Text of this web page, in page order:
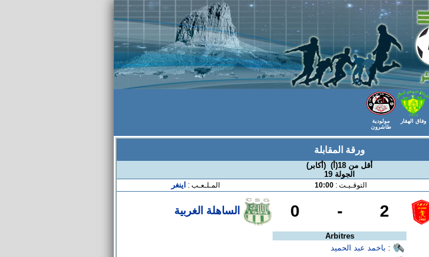
وفاق الهقار
مولودية
طاشرون
ورقة المقابلة
أقل من 18(أ) (أكابر)
الجولة 19
التوقـيـت :10:00 المـلـعـب : اينغر
2
-
0 الساهلة الغربية
Arbitres
: باخمد عبد الحميد